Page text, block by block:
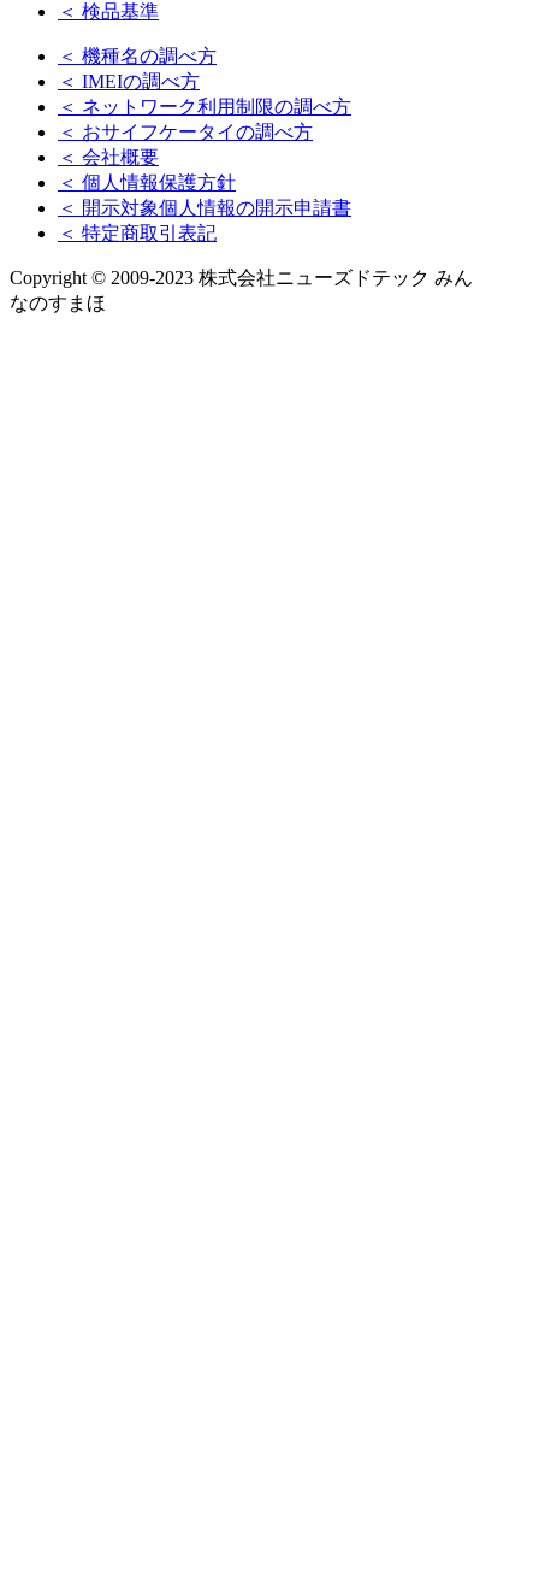
＜ 検品基準
＜ 機種名の調べ方
＜ IMEIの調べ方
＜ ネットワーク利用制限の調べ方
＜ おサイフケータイの調べ方
＜ 会社概要
＜ 個人情報保護方針
＜ 開示対象個人情報の開示申請書
＜ 特定商取引表記
Copyright © 2009-2023 株式会社ニューズドテック みん
なのすまほ